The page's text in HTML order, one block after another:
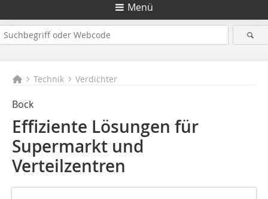
Menü
Technik Verdichter
Bock
Effiziente Lösungen für
Supermarkt und
Verteilzentren